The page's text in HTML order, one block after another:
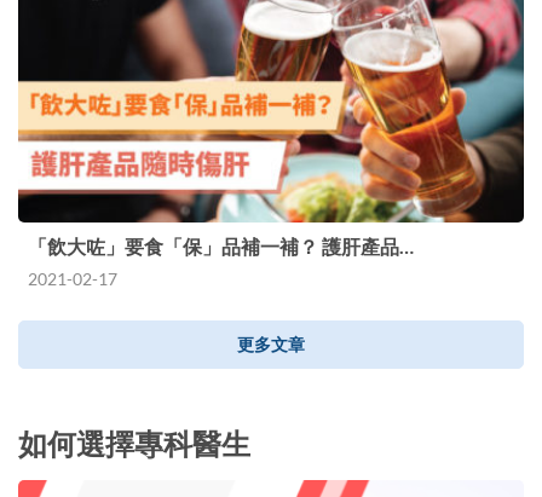
「飲大咗」要食「保」品補一補？ 護肝產品…
2021-02-17
更多文章
如何選擇專科醫生